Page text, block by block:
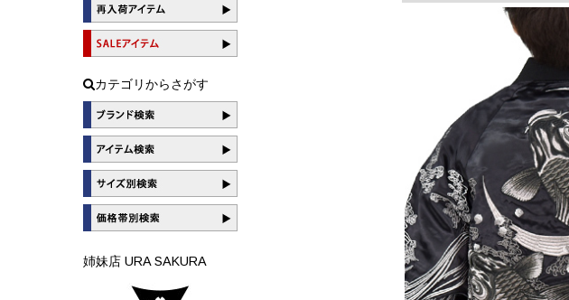
カテゴリからさがす
姉妹店 URA SAKURA